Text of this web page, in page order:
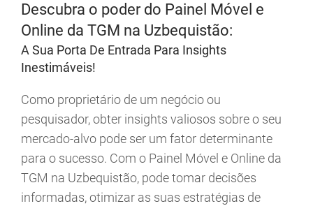
Descubra o poder do Painel Móvel e
Online da TGM na Uzbequistão:
A Sua Porta De Entrada Para Insights
Inestimáveis!
Como proprietário de um negócio ou
pesquisador, obter insights valiosos sobre o seu
mercado-alvo pode ser um fator determinante
para o sucesso. Com o Painel Móvel e Online da
TGM na Uzbequistão, pode tomar decisões
informadas, otimizar as suas estratégias de